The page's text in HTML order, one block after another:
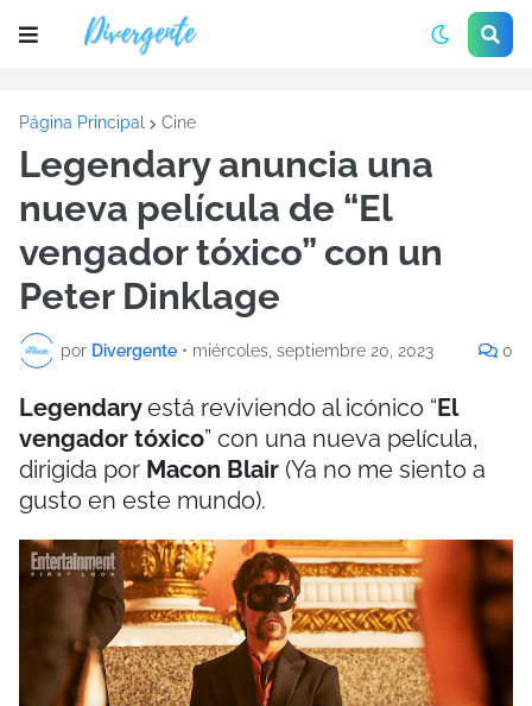
Página Principal Cine
Legendary anuncia una
nueva película de “El
vengador tóxico” con un
Peter Dinklage
por Divergente • miércoles, septiembre 20, 2023 0
Legendaryestá reviviendo al icónico “El
vengador tóxico” con una nueva película,
dirigida por Macon Blair (Ya no me siento a
gusto en este mundo).